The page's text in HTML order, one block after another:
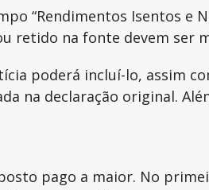
“Rendimentos Isentos e
retido na fonte devem ser
poderá incluí-lo, assim
na declaração original.
pago a maior. No